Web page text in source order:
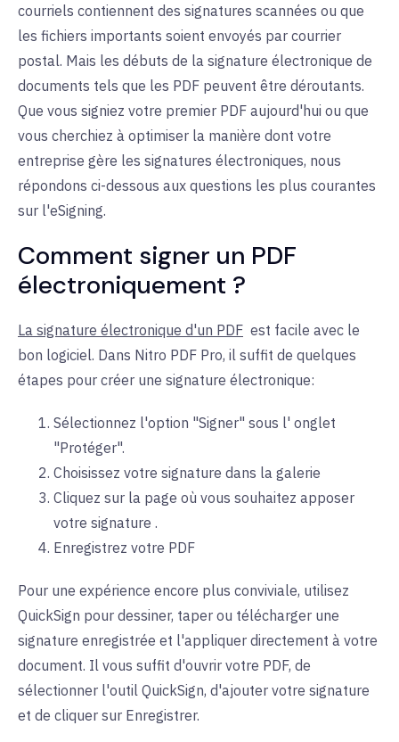
courriels contiennent des signatures scannées ou que
les fichiers importants soient envoyés par courrier
postal. Mais les débuts de la signature électronique de
documents tels que les PDF peuvent être déroutants.
Que vous signiez votre premier PDF aujourd'hui ou que
vous cherchiez à optimiser la manière dont votre
entreprise gère les signatures électroniques, nous
répondons ci-dessous aux questions les plus courantes
sur l'eSigning.
Comment signer un PDF
électroniquement ?
La signature électronique d'un PDF est facile avec le
bon logiciel. Dans Nitro PDF Pro, il suffit de quelques
étapes pour créer une signature électronique:
Sélectionnez l'option "Signer" sous l' onglet
"Protéger".
Choisissez votre signature dans la galerie
Cliquez sur la page où vous souhaitez apposer
votre signature .
Enregistrez votre PDF
Pour une expérience encore plus conviviale, utilisez
QuickSign pour dessiner, taper ou télécharger une
signature enregistrée et l'appliquer directement à votre
document. Il vous suffit d'ouvrir votre PDF, de
sélectionner l'outil QuickSign, d'ajouter votre signature
et de cliquer sur Enregistrer.